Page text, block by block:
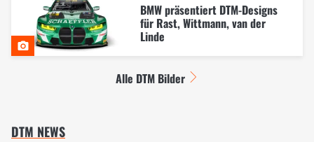
BMW präsentiert DTM-Designs
für Rast, Wittmann, van der
Linde
Alle DTM Bilder
DTM NEWS